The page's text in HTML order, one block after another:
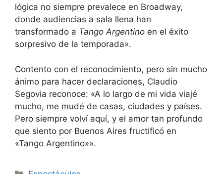
lógica no siempre prevalece en Broadway,
donde audiencias a sala llena han
transformado a Tango Argentino en el éxito
sorpresivo de la temporada».
Contento con el reconocimiento, pero sin mucho
ánimo para hacer declaraciones, Claudio
Segovia reconoce: «A lo largo de mi vida viajé
mucho, me mudé de casas, ciudades y países.
Pero siempre volví aquí, y el amor tan profundo
que siento por Buenos Aires fructificó en
«Tango Argentino»».